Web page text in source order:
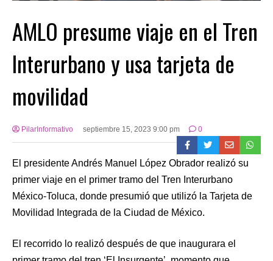
AMLO presume viaje en el Tren
Interurbano y usa tarjeta de
movilidad
PilarInformativo septiembre 15, 2023 9:00 pm 0
El presidente Andrés Manuel López Obrador realizó su
primer viaje en el primer tramo del Tren Interurbano
México-Toluca, donde presumió que utilizó la Tarjeta de
Movilidad Integrada de la Ciudad de México.
El recorrido lo realizó después de que inaugurara el